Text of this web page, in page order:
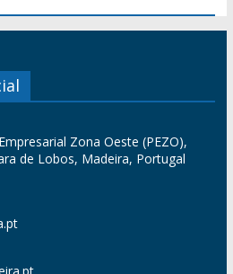
Zona Oeste (PEZO),
de Lobos, Madeira, Portugal